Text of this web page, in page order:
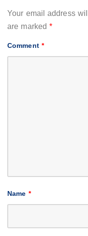
Your email address
are marked*
Comment *
Name *